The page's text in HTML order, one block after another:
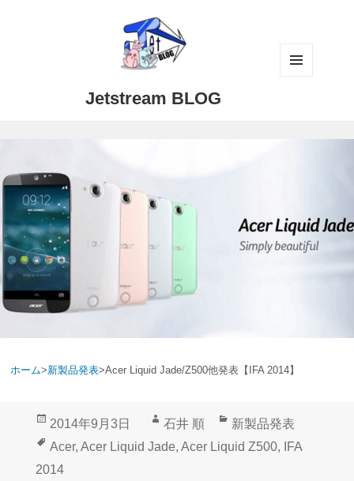
Jetstream BLOG
ホーム>新製品発表>Acer Liquid Jade/Z500他発表【IFA 2014】
投
稿
日:
2014年9月3日
作
成
石井 順
カ
テ
新製品発表
タ
グ
Acer, Acer Liquid Jade, Acer Liquid Z500,
IFA
2014